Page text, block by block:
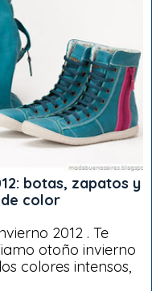
botas, zapatos y
color
2012 . Te
otoño invierno
colores intensos,